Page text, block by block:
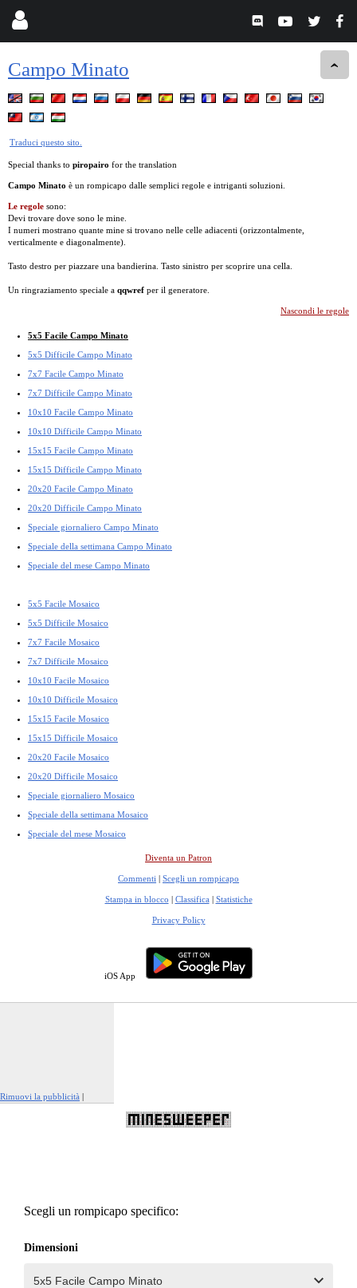
Campo Minato
Traduci questo sito.
Special thanks to piropairo for the translation
Campo Minato è un rompicapo dalle semplici regole e intriganti soluzioni.
Le regole sono:
Devi trovare dove sono le mine.
I numeri mostrano quante mine si trovano nelle celle adiacenti (orizzontalmente,
verticalmente e diagonalmente).
Tasto destro per piazzare una bandierina. Tasto sinistro per scoprire una cella.
Un ringraziamento speciale a qqwref per il generatore.
Nascondi le regole
5x5 Facile Campo Minato
5x5 Difficile Campo Minato
7x7 Facile Campo Minato
7x7 Difficile Campo Minato
10x10 Facile Campo Minato
10x10 Difficile Campo Minato
15x15 Facile Campo Minato
15x15 Difficile Campo Minato
20x20 Facile Campo Minato
20x20 Difficile Campo Minato
Speciale giornaliero Campo Minato
Speciale della settimana Campo Minato
Speciale del mese Campo Minato
5x5 Facile Mosaico
5x5 Difficile Mosaico
7x7 Facile Mosaico
7x7 Difficile Mosaico
10x10 Facile Mosaico
10x10 Difficile Mosaico
15x15 Facile Mosaico
15x15 Difficile Mosaico
20x20 Facile Mosaico
20x20 Difficile Mosaico
Speciale giornaliero Mosaico
Speciale della settimana Mosaico
Speciale del mese Mosaico
Diventa un Patron
Commenti | Scegli un rompicapo
Stampa in blocco | Classifica | Statistiche
Privacy Policy
iOS App
Rimuovi la pubblicità |
Scegli un rompicapo specifico:
Dimensioni